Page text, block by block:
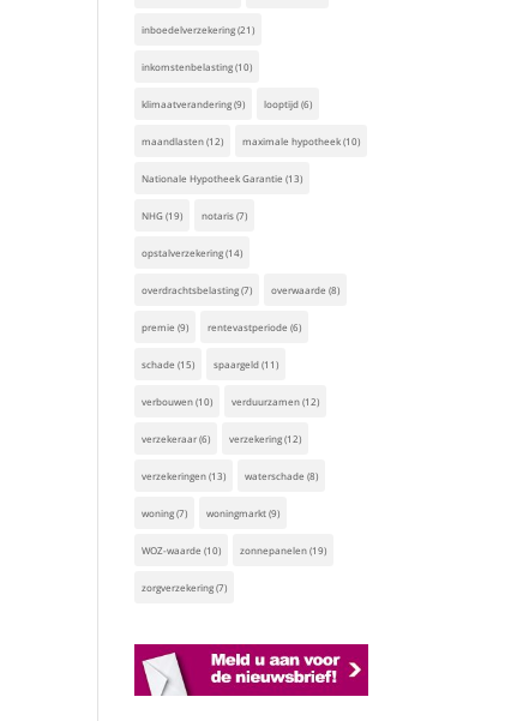
inboedelverzekering(21)
inkomstenbelasting(10)
klimaatverandering(9) looptijd(6)
maandlasten(12) maximale hypotheek(10)
Nationale Hypotheek Garantie (13)
NHG(19) notaris(7)
opstalverzekering(14)
overdrachtsbelasting(7) overwaarde (8)
premie (9) rentevastperiode (6)
schade (15) spaargeld(11)
verbouwen(10) verduurzamen(12)
verzekeraar(6) verzekering(12)
verzekeringen(13) waterschade (8)
woning(7) woningmarkt(9)
WOZ-waarde (10) zonnepanelen(19)
zorgverzekering(7)
Een hypotheek na uw